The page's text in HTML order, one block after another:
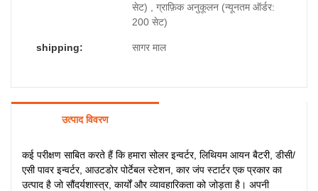
सेट) , ग्राफ़िक अनुकूलन (न्यूनतम ऑर्डर:
200 सेट)
shipping: सागर माल
उत्पाद विवरण
कई परीक्षण साबित करते हैं कि हमारा सोलर इन्वर्टर, लिथियम आयन बैटरी, डीसी/
एसी पावर इन्वर्टर, आउटडोर पोर्टेबल स्टेशन, कार जंप स्टार्टर एक प्रकार का
उत्पाद है जो सौंदर्यशास्त्र, कार्यों और व्यावहारिकता को जोड़ता है। अपनी